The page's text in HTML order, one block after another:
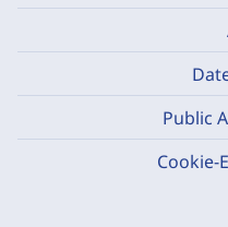
Public
Cookie-